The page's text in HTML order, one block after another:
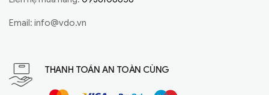
Email: info@vdo.vn
THANH TOÁN AN TOÀN CÙNG